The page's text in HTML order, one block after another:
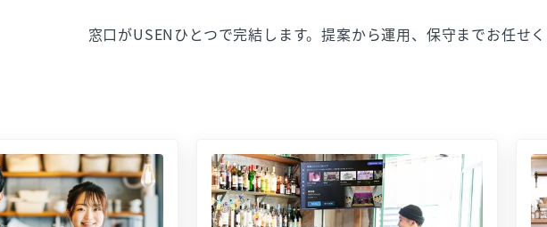
窓口がUSENひとつで完結します。提案から運用、保守までお任せ